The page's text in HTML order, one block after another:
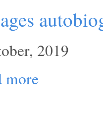
2019
more